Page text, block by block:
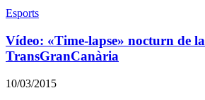
Esports
Vídeo: «Time-lapse» nocturn de la
TransGranCanària
10/03/2015